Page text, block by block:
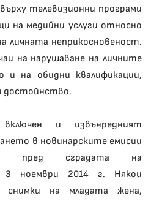
телевизионни програми
на медийни услуги относно
личната неприкосновеност.
на нарушаване на личните
и на обидни квалификации,
достойнство.
и извънредният
в новинарските емисии
пред сградата на
3 ноември 2014 г. Някои
снимки на младата жена,